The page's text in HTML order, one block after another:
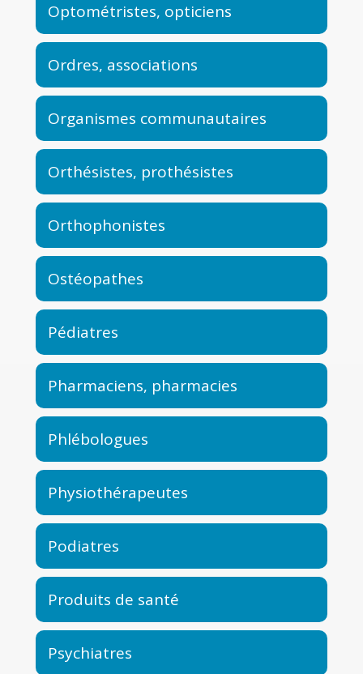
Optométristes, opticiens
Ordres, associations
Organismes communautaires
Orthésistes, prothésistes
Orthophonistes
Ostéopathes
Pédiatres
Pharmaciens, pharmacies
Phlébologues
Physiothérapeutes
Podiatres
Produits de santé
Psychiatres